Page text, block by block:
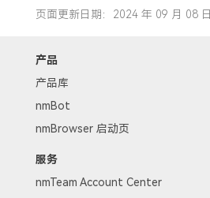
页面更新日期：2024 年 09 月 08 日
产品
产品库
nmBot
nmBrowser 启动页
服务
nmTeam Account Center